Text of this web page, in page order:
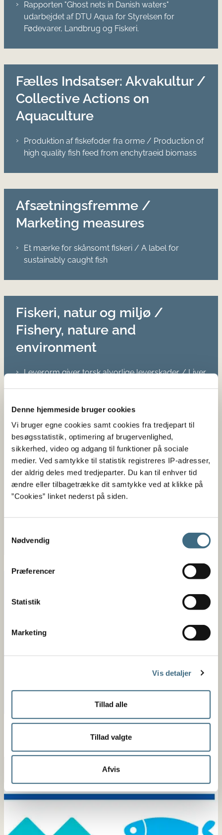
Denne hjemmeside bruger cookies
Vi bruger egne cookies samt cookies fra tredjepart til
besøgsstatistik, optimering af brugervenlighed,
sikkerhed, video og adgang til funktioner på sociale
medier. Ved samtykke til statistik registreres IP-adresser,
der aldrig deles med tredjeparter. Du kan til enhver tid
ændre eller tilbagetrække dit samtykke ved at klikke på
”Cookies” linket nederst på siden.
Nødvendig
Præferencer
Statistik
Marketing
Vis detaljer
Tillad alle
Tillad valgte
Afvis
Rapporten "Ghost nets in Danish waters"
udarbejdet af DTU Aqua for Styrelsen for
Fødevarer, Landbrug og Fiskeri.
Fælles Indsatser: Akvakultur /
Collective Actions on
Aquaculture
Produktion af fiskefoder fra orme / Production of
high quality fish feed from enchytraeid biomass
Afsætningsfremme /
Marketing measures
Et mærke for skånsomt fiskeri / A label for
sustainably caught fish
Fiskeri, natur og miljø /
Fishery, nature and
environment
Leverorm giver torsk alvorlige leverskader / Liver
undervandskamerateknologi til at øge fiskeriets
bæredygtighed / Use of underwater camera
techno
Diversificering af råvaregrundlaget for
Kystfiskeriet i Bælthavet, gennem udnyttelse af
discardfisk fra kystfiskere til højværdifoder til
Zoologiske haver, akvarier og kæledyr /
Diversification of the discard fish from Coastal
Zoos, aquariums and pets